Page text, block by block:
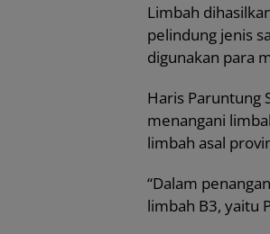
Limbah
pelindung jenis
digunakan para
Haris Paruntung
menangani
limbah asal
“Dalam
limbah B3, yaitu